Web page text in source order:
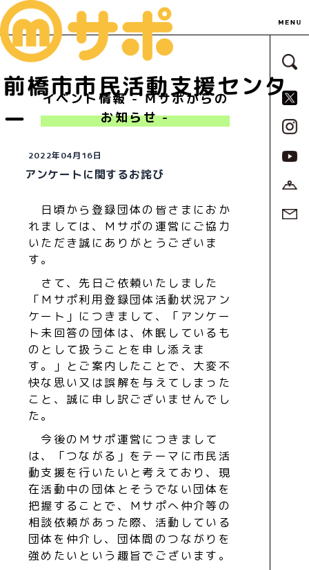
前橋市市民活動支援センタ
ー
サ
イベント情報 - Ｍサポからの
お知らせ -
2022年04月16日
アンケートに関するお詫び
日頃から登録団体の皆さまにおか
れましては、Ｍサポの運営にご協力
いただき誠にありがとうございま
す。
さて、先日ご依頼いたしました
「Ｍサポ利用登録団体活動状況アン
ケート」につきまして、「アンケー
ト未回答の団体は、休眠しているも
のとして扱うことを申し添えま
す。」とご案内したことで、大変不
快な思い又は誤解を与えてしまった
こと、誠に申し訳ございませんでし
た。
今後のＭサポ運営につきまして
は、「つながる」をテーマに市民活
動支援を行いたいと考えており、現
在活動中の団体とそうでない団体を
把握することで、Ｍサポへ仲介等の
相談依頼があった際、活動している
団体を仲介し、団体間のつながりを
強めたいという趣旨でございます。